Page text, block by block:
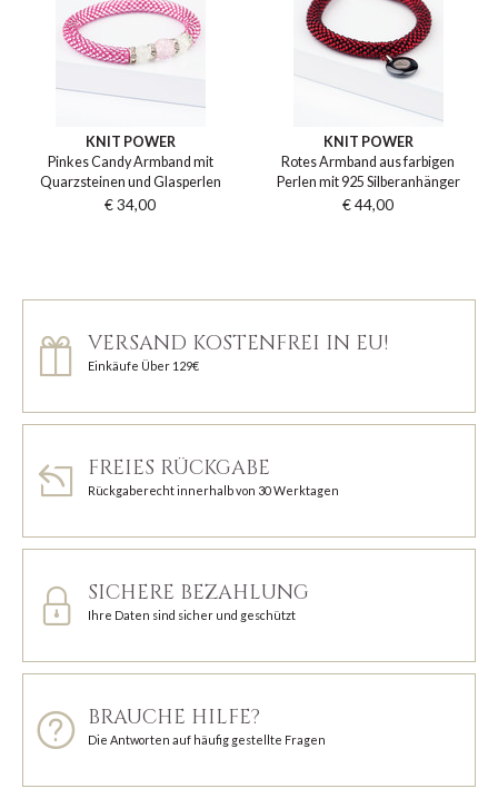
KNIT POWER
Pinkes Candy Armband mit
Quarzsteinen und Glasperlen
€ 34,00
KNIT POWER
Rotes Armband aus farbigen
Perlen mit 925 Silberanhänger
€ 44,00
VERSAND KOSTENFREI IN EU!
Einkäufe Über 129€
FREIES RÜCKGABE
Rückgaberecht innerhalb von 30 Werktagen
SICHERE BEZAHLUNG
Ihre Daten sind sicher und geschützt
BRAUCHE HILFE?
Die Antworten auf häufig gestellte Fragen